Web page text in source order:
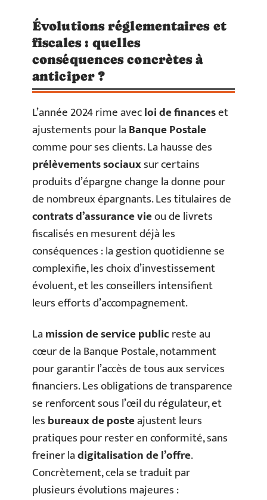
Évolutions réglementaires et
fiscales : quelles
conséquences concrètes à
anticiper ?
L’année 2024 rime avecloi de financeset
ajustements pour laBanque Postale
comme pour ses clients. La hausse des
prélèvements sociauxsur certains
produits d’épargne change la donne pour
de nombreux épargnants. Les titulaires de
contrats d’assurance vieou de livrets
fiscalisés en mesurent déjà les
conséquences : la gestion quotidienne se
complexifie, les choix d’investissement
évoluent, et les conseillers intensifient
leurs efforts d’accompagnement.
Lamission de service publicreste au
cœur de la Banque Postale, notamment
pour garantir l’accès de tous aux services
financiers. Les obligations de transparence
se renforcent sous l’œil du régulateur, et
lesbureaux de posteajustent leurs
pratiques pour rester en conformité, sans
freiner ladigitalisation de l’offre.
Concrètement, cela se traduit par
plusieurs évolutions majeures :